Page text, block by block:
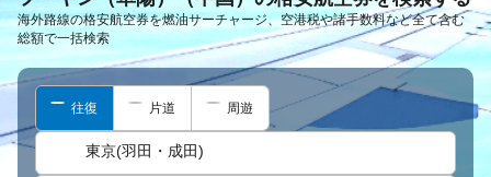
海外路線の格安航空券を燃油サーチャージ、空港税や諸手数料など全て含む
総額で一括検索
往復 片道 周遊
東京(羽田・成田)